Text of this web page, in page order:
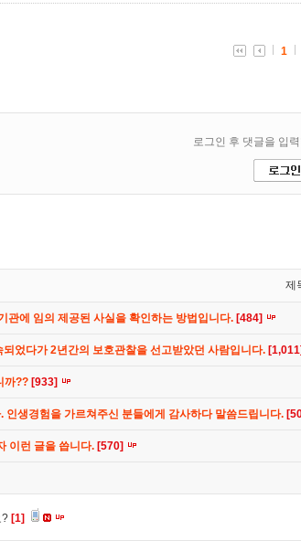
제
관에 임의 제공된 사실을 확인하는 방법입니다. [484]
었다가 2년간의 보호관찰을 선고받았던 사람입니다. [1,011]
까?? [933]
인생경험을 가르쳐주신 분들에게 감사하다 말씀드립니다.
이런 글을 씁니다. [570]
? [1]